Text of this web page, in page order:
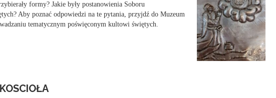
formy? Jakie były postanowienia Soboru
Aby poznać odpowiedzi na te pytania, przyjdź do Muzeum
tematycznym poświęconym kultowi świętych.